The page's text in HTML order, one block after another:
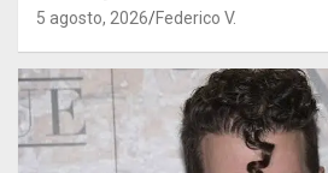
5 agosto, 2026 Federico V.